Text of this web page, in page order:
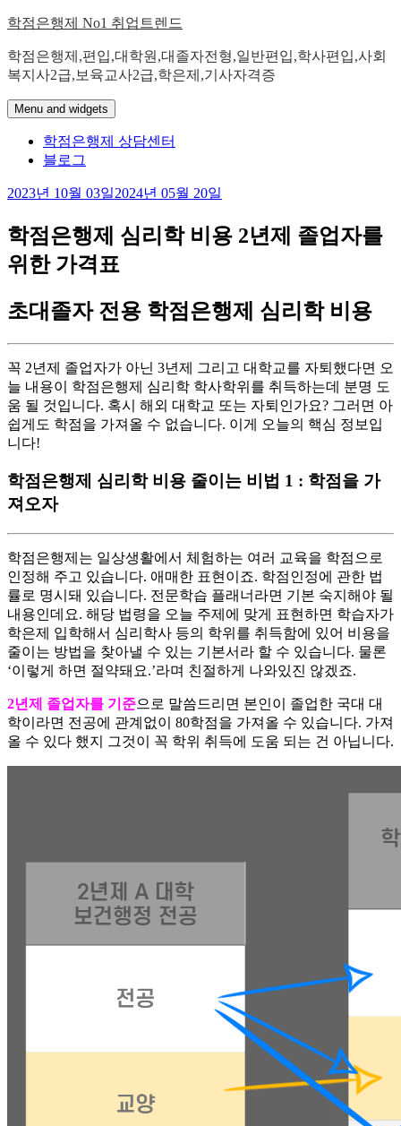
Skip
content
학점은행제 No1 취업트렌드
학점은행제,편입,대학원,대졸자전형,일반편입,학사편입,사회
복지사2급,보육교사2급,학은제,기사자격증
Menu and widgets
학점은행제 상담센터
블로그
2023년 10월 03일2024년 05월 20일
학점은행제 심리학 비용 2년제 졸업자를
위한 가격표
초대졸자 전용 학점은행제 심리학 비용
꼭 2년제 졸업자가 아닌 3년제 그리고 대학교를 자퇴했다면 오
늘 내용이 학점은행제 심리학 학사학위를 취득하는데 분명 도
움 될 것입니다. 혹시 해외 대학교 또는 자퇴인가요? 그러면 아
쉽게도 학점을 가져올 수 없습니다. 이게 오늘의 핵심 정보입
니다!
학점은행제 심리학 비용 줄이는 비법 1 : 학점을 가
져오자
학점은행제는 일상생활에서 체험하는 여러 교육을 학점으로
인정해 주고 있습니다. 애매한 표현이죠. 학점인정에 관한 법
률로 명시돼 있습니다. 전문학습 플래너라면 기본 숙지해야 될
내용인데요. 해당 법령을 오늘 주제에 맞게 표현하면 학습자가
학은제 입학해서 심리학사 등의 학위를 취득함에 있어 비용을
줄이는 방법을 찾아낼 수 있는 기본서라 할 수 있습니다. 물론
‘이렇게 하면 절약돼요.’라며 친절하게 나와있진 않겠죠.
​2년제 졸업자를 기준으로 말씀드리면 본인이 졸업한 국대 대
학이라면 전공에 관계없이 80학점을 가져올 수 있습니다. 가져
올 수 있다 했지 그것이 꼭 학위 취득에 도움 되는 건 아닙니다.